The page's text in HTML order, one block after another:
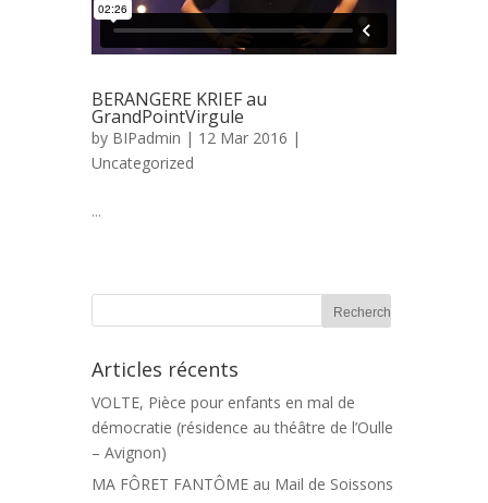
BERANGERE KRIEF au
GrandPointVirgule
by BIPadmin | 12 Mar 2016 |
Uncategorized
...
Articles récents
VOLTE, Pièce pour enfants en mal de
démocratie (résidence au théâtre de l’Oulle
– Avignon)
MA FÔRET FANTÔME au Mail de Soissons